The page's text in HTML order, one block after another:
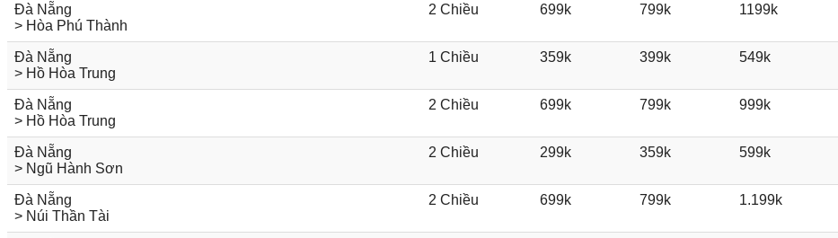
Đà Nẵng
> Hòa Phú Thành
2 Chiều 699k 799k 1199k
Đà Nẵng
> Hồ Hòa Trung
1 Chiều 359k 399k 549k
Đà Nẵng
> Hồ Hòa Trung
2 Chiều 699k 799k 999k
Đà Nẵng
> Ngũ Hành Sơn
2 Chiều 299k 359k 599k
Đà Nẵng
> Núi Thần Tài
2 Chiều 699k 799k 1.199k